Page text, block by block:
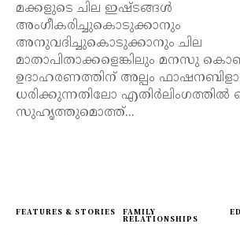
മക്കളുടെ ചില ഇഷ്ടങ്ങൾ
അംഗീകരിച്ചുകൊടുക്കാനും
അനുവദിച്ചുകൊടുക്കാനും ചില
മാതാപിതാക്കളെങ്കിലും മനസു
ഉദാഹരണത്തിന് അല്പം
ധരിക്കുന്നതിലോ എതിർലിംഗത്തിൽ
സുഹൃത്തുമൊത്ത്...
FEATURES & STORIES FAMILY
RELATIONSHIPS